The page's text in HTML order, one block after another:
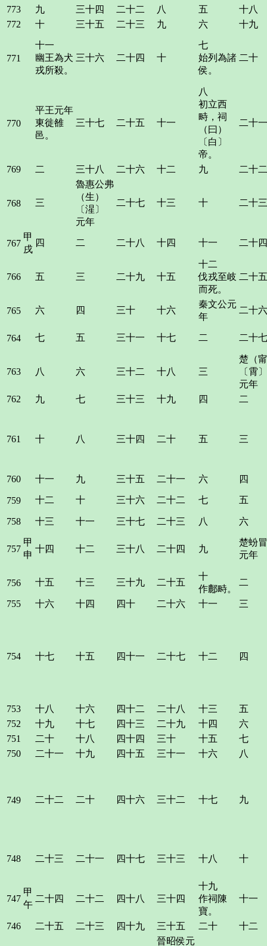
773
九 三十四 二十二 八 五
十八
772
十 三十五 二十三 九 六 十九
771
十一
幽王為犬
戎所殺。
三十六 二十四 十
七
始列為諸
侯。
二十
770
平王元年
東徙雒
邑。
三十七 二十五 十一
八
初立西
畤，祠
（曰）
〔白〕
帝。
二十一
769 二 三十八 二十六 十二 九 二十二
768 三
魯惠公弗
（生）
〔湦〕
元年
二十七 十三 十 二十三
767
甲
戌
四 二 二十八 十四 十一 二十四
766 五 三 二十九 十五
十二
伐戎至岐
而死。
二十五
765 六 四 三十 十六
秦文公元
年
二十六
764 七 五 三十一 十七 二 二十七
763 八 六 三十二 十八 三
楚（
〔霄
元年
762
九 七 三十三 十九 四 二
761 十 八 三十四 二十 五 三
760 十一 九 三十五 二十一 六 四
759 十二 十 三十六 二十二 七 五
758 十三 十一 三十七 二十三 八 六
757
甲
申
十四 十二 三十八 二十四 九
楚蚡冒
元年
756 十五 十三 三十九 二十五
十
作鄜畤。
二
755 十六 十四 四十 二十六 十一 三
754 十七 十五 四十一 二十七 十二 四
753 十八 十六 四十二 二十八 十三
五
752
十九 十七 四十三 二十九 十四
六
751
二十 十八 四十四 三十 十五
七
750
二十一 十九 四十五 三十一 十六 八
749 二十二 二十 四十六 三十二 十七 九
748 二十三 二十一 四十七 三十三 十八 十
747
甲
午
二十四 二十二 四十八 三十四
十九
作祠陳
寶。
十一
746 二十五 二十三 四十九 三十五 二十 十二
晉昭侯元